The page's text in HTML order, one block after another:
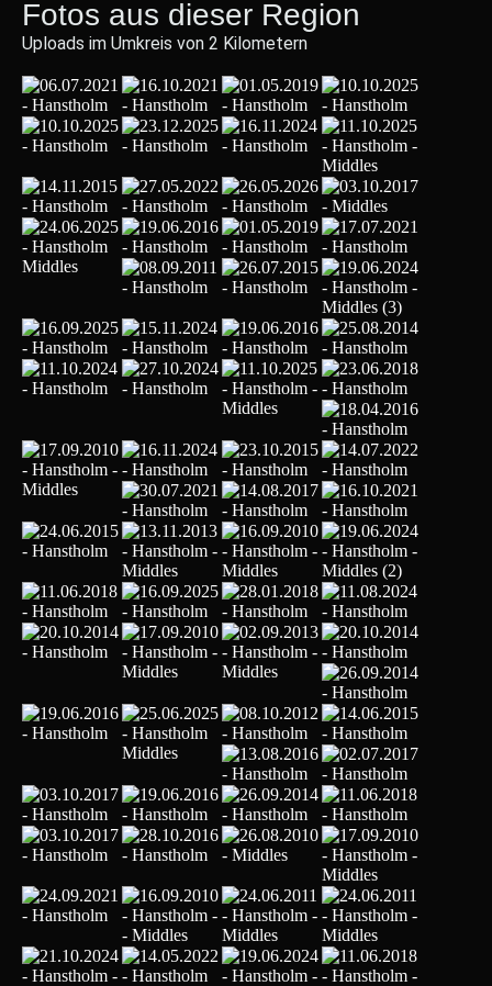
Fotos aus dieser Region
Uploads im Umkreis von 2 Kilometern